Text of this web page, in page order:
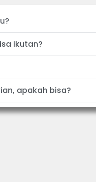
ikutan?
apakah bisa?